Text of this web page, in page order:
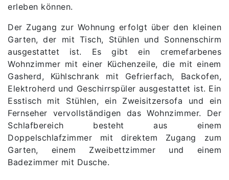
erleben können.
Der Zugang zur Wohnung erfolgt über den kleinen
Garten, der mit Tisch, Stühlen und Sonnenschirm
ausgestattet ist. Es gibt ein cremefarbenes
Wohnzimmer mit einer Küchenzeile, die mit einem
Gasherd, Kühlschrank mit Gefrierfach, Backofen,
Elektroherd und Geschirrspüler ausgestattet ist. Ein
Esstisch mit Stühlen, ein Zweisitzersofa und ein
Fernseher vervollständigen das Wohnzimmer. Der
Schlafbereich besteht aus einem
Doppelschlafzimmer mit direktem Zugang zum
Garten, einem Zweibettzimmer und einem
Badezimmer mit Dusche.